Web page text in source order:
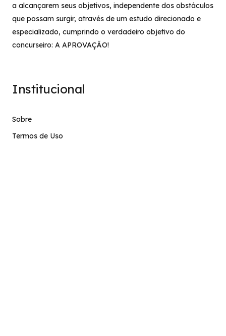
a alcançarem seus objetivos, independente dos obstáculos
que possam surgir, através de um estudo direcionado e
especializado, cumprindo o verdadeiro objetivo do
concurseiro: A APROVAÇÃO!
Institucional
Sobre
Termos de Uso